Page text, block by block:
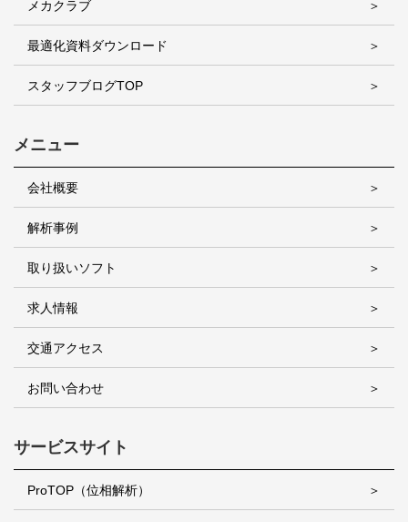
メカクラブ
最適化資料ダウンロード
スタッフブログTOP
メニュー
会社概要
解析事例
取り扱いソフト
求人情報
交通アクセス
お問い合わせ
サービスサイト
ProTOP（位相解析）